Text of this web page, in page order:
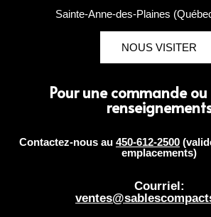
Sainte-Anne-des-Plaines
NOUS VISITER
Pour une commande
Contactez-nous au 450-612-2500
emplacements)
Courriel: